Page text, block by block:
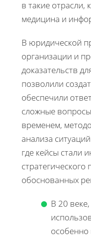
в такие отрасли,
медицина и
В юридической
организации и
доказательств
позволили
обеспечили
сложные
временем,
анализа
где кейсы стали
обоснованных
В 20
особенно